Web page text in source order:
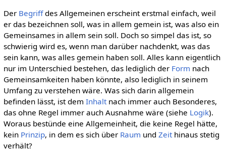
Der Begriffdes Allgemeinen erscheint erstmal einfach, weil
er das bezeichnen soll, was in allem gemein ist, was also ein
Gemeinsames in allem sein soll. Doch so simpel das ist, so
schwierig wird es, wenn man darüber nachdenkt, was das
sein kann, was alles gemein haben soll. Alles kann eigentlich
nur im Unterschied bestehen, das lediglich der Form nach
Gemeinsamkeiten haben könnte, also lediglich in seinem
Umfang zu verstehen wäre. Was sich darin allgemein
befinden lässt, ist dem Inhaltnach immer auch Besonderes,
das ohne Regel immer auch Ausnahme wäre (siehe Logik).
Woraus bestünde eine Allgemeinheit, die keine Regel hätte,
kein Prinzip, in dem es sich über Raum und Zeithinaus stetig
verhält?